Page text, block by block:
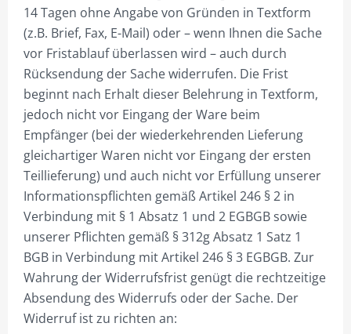
15M MAST
20M MAST
25M MAST
30M MAST
35M MAST
40M MAST
45M MAST
50M MAST
PFLUGMASTKRONE
7,5M MAST
10M MAST
14 Tagen ohne Angabe von Gründen in Textform
(z.B. Brief, Fax, E-Mail) oder – wenn Ihnen die Sache
vor Fristablauf überlassen wird – auch durch
Rücksendung der Sache widerrufen. Die Frist
beginnt nach Erhalt dieser Belehrung in Textform,
jedoch nicht vor Eingang der Ware beim
Empfänger (bei der wiederkehrenden Lieferung
gleichartiger Waren nicht vor Eingang der ersten
Teillieferung) und auch nicht vor Erfüllung unserer
Informationspflichten gemäß Artikel 246 § 2 in
Verbindung mit § 1 Absatz 1 und 2 EGBGB sowie
unserer Pflichten gemäß § 312g Absatz 1 Satz 1
BGB in Verbindung mit Artikel 246 § 3 EGBGB. Zur
Wahrung der Widerrufsfrist genügt die rechtzeitige
Absendung des Widerrufs oder der Sache. Der
Widerruf ist zu richten an: